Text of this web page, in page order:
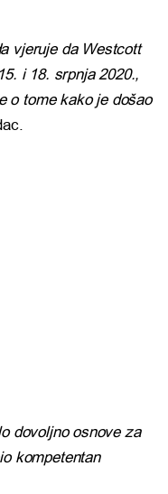
vjeruje da Westcott
i 18. srpnja 2020.,
o tome kako je došao
dovoljno osnove za
kompetentan